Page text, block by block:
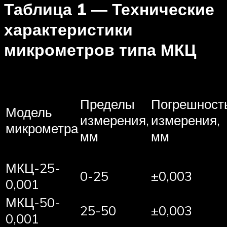
Таблица 1 — Технические
характеристики
микрометров типа МКЦ
Модель
микрометра
Пределы
измерения,
мм
измерения,
мм
МКЦ-25-
0,001
0-25
±0,003
МКЦ-50-
0,001
25-50 ±0,003